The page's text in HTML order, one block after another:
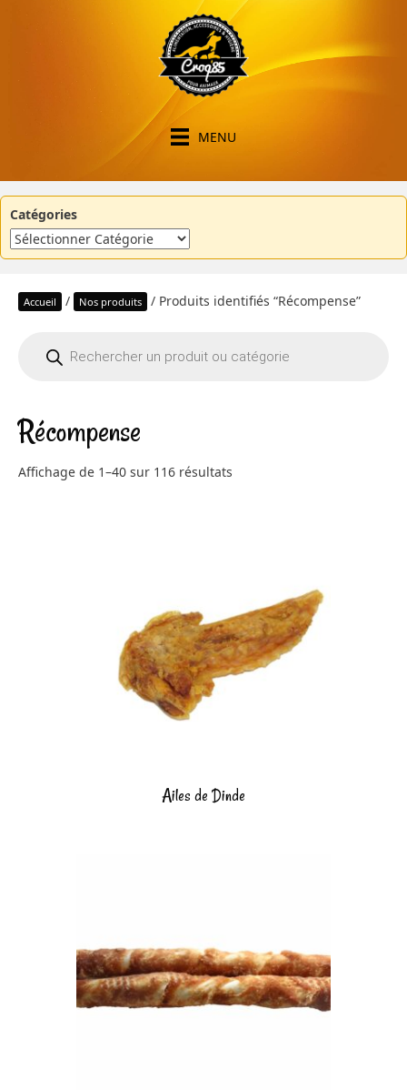
MENU
Catégories
Accueil / Nos produits / Produits identifiés “Récompense”
produits
Récompense
Affichage de 1–40 sur 116 résultats
Ailes de Dinde